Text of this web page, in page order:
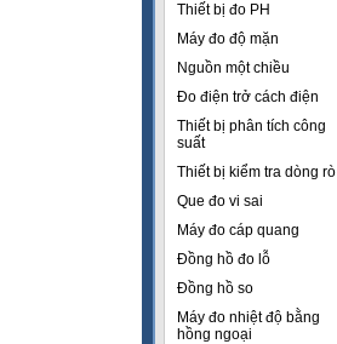
Thiết bị đo PH
Máy đo độ mặn
Nguồn một chiều
Đo điện trở cách điện
Thiết bị phân tích công
suất
Thiết bị kiểm tra dòng rò
Que đo vi sai
Máy đo cáp quang
Đồng hồ đo lỗ
Đồng hồ so
Máy đo nhiệt độ bằng
hồng ngoại